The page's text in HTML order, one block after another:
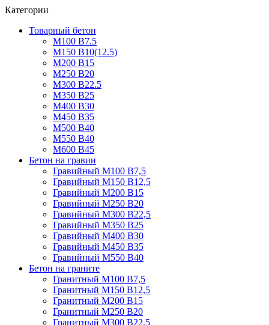
Категории
Товарный бетон
М100 В7.5
М150 В10(12.5)
М200 В15
М250 В20
М300 В22.5
М350 В25
М400 В30
М450 В35
М500 В40
М550 В40
М600 В45
Бетон на гравии
Гравийный М100 В7,5
Гравийный М150 В12,5
Гравийный М200 В15
Гравийный М250 В20
Гравийный М300 В22,5
Гравийный М350 В25
Гравийный М400 В30
Гравийный М450 В35
Гравийный М550 В40
Бетон на граните
Гранитный М100 В7,5
Гранитный М150 В12,5
Гранитный М200 В15
Гранитный М250 В20
Гранитный М300 В22,5